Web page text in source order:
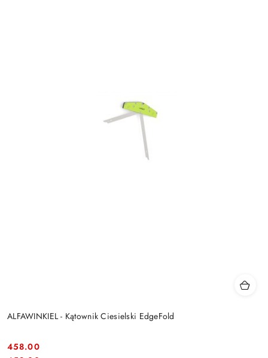
ALFAWINKIEL - Kątownik Ciesielski EdgeFold
458.00